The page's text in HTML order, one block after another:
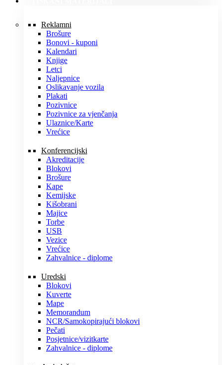
Reklamni
Brošure
Bonovi - kuponi
Kalendari
Knjige
Letci
Naljepnice
Oslikavanje vozila
Plakati
Pozivnice
Pozivnice za vjenčanja
Ulaznice/Karte
Vrećice
Konferencijski
Akreditacije
Blokovi
Brošure
Kape
Kemijske
Kišobrani
Majice
Torbe
USB
Vezice
Vrećice
Zahvalnice - diplome
Uredski
Blokovi
Kuverte
Mape
Memorandum
NCR/Samokopirajući blokovi
Pečati
Posjetnice/vizitkarte
Zahvalnice - diplome